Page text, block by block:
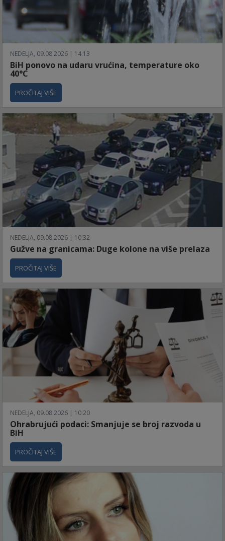
NEDELJA, 09.08.2026 | 14:13
BiH ponovo na udaru vrućina, temperature oko
40°C
PROČITAJ VIŠE
NEDELJA, 09.08.2026 | 10:32
Gužve na granicama: Duge kolone na više prelaza
PROČITAJ VIŠE
NEDELJA, 09.08.2026 | 10:20
Ohrabrujući podaci: Smanjuje se broj razvoda u
BiH
PROČITAJ VIŠE